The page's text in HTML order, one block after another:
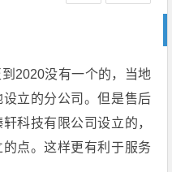
2020没有一个的，当地
立的分公司。但是售后
科技有限公司设立的，
点。这样更有利于服务